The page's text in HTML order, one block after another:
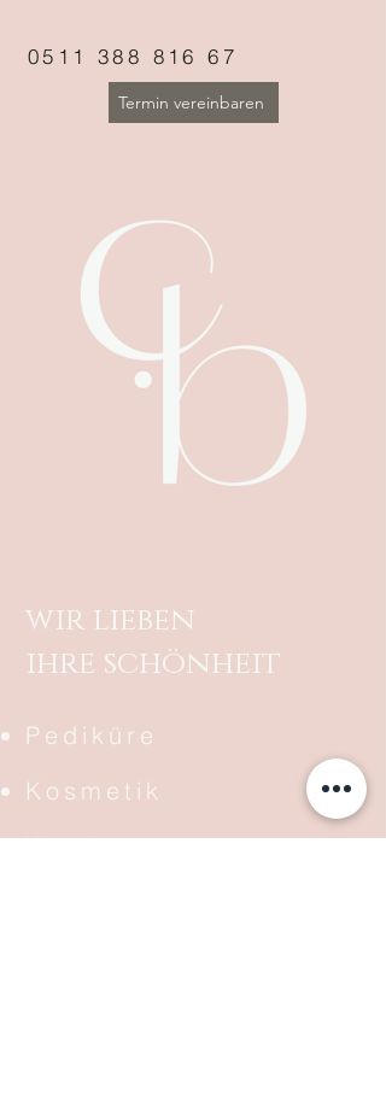
0511 388 816 67
Termin vereinbaren
wir lieben
ihre schönheit
Pediküre
Kosmetik
Waxing